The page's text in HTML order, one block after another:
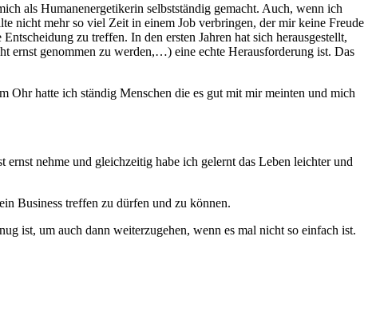
als Humanenergetikerin selbstständig gemacht. Auch, wenn ich
nicht mehr so viel Zeit in einem Job verbringen, der mir keine Freude
zu treffen. In den ersten Jahren hat sich herausgestellt,
ernst genommen zu werden,…) eine echte Herausforderung ist. Das
Ohr hatte ich ständig Menschen die es gut mit mir meinten und mich
nehme und gleichzeitig habe ich gelernt das Leben leichter und
Business treffen zu dürfen und zu können.
ist, um auch dann weiterzugehen, wenn es mal nicht so einfach ist.